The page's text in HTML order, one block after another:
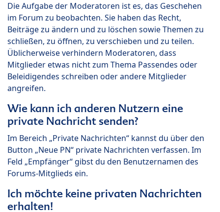
Die Aufgabe der Moderatoren ist es, das Geschehen
im Forum zu beobachten. Sie haben das Recht,
Beiträge zu ändern und zu löschen sowie Themen zu
schließen, zu öffnen, zu verschieben und zu teilen.
Üblicherweise verhindern Moderatoren, dass
Mitglieder etwas nicht zum Thema Passendes oder
Beleidigendes schreiben oder andere Mitglieder
angreifen.
Wie kann ich anderen Nutzern eine
private Nachricht senden?
Im Bereich „Private Nachrichten“ kannst du über den
Button „Neue PN“ private Nachrichten verfassen. Im
Feld „Empfänger“ gibst du den Benutzernamen des
Forums-Mitglieds ein.
Ich möchte keine privaten Nachrichten
erhalten!